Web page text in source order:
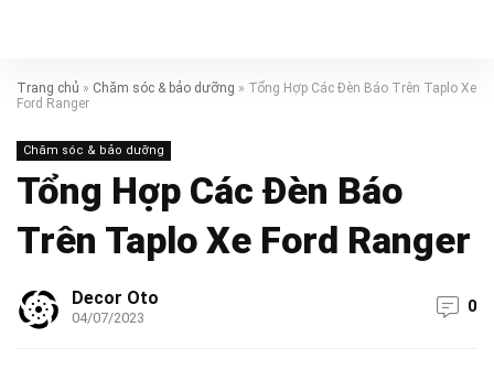
Trang chủ » Chăm sóc & bảo dưỡng » Tổng Hợp Các Đèn Báo Trên Taplo Xe
Ford Ranger
Chăm sóc & bảo dưỡng
Tổng Hợp Các Đèn Báo
Trên Taplo Xe Ford Ranger
Decor Oto
04/07/2023
0